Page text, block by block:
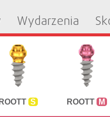
Wydarzenia
ROOTT S ROOTT M